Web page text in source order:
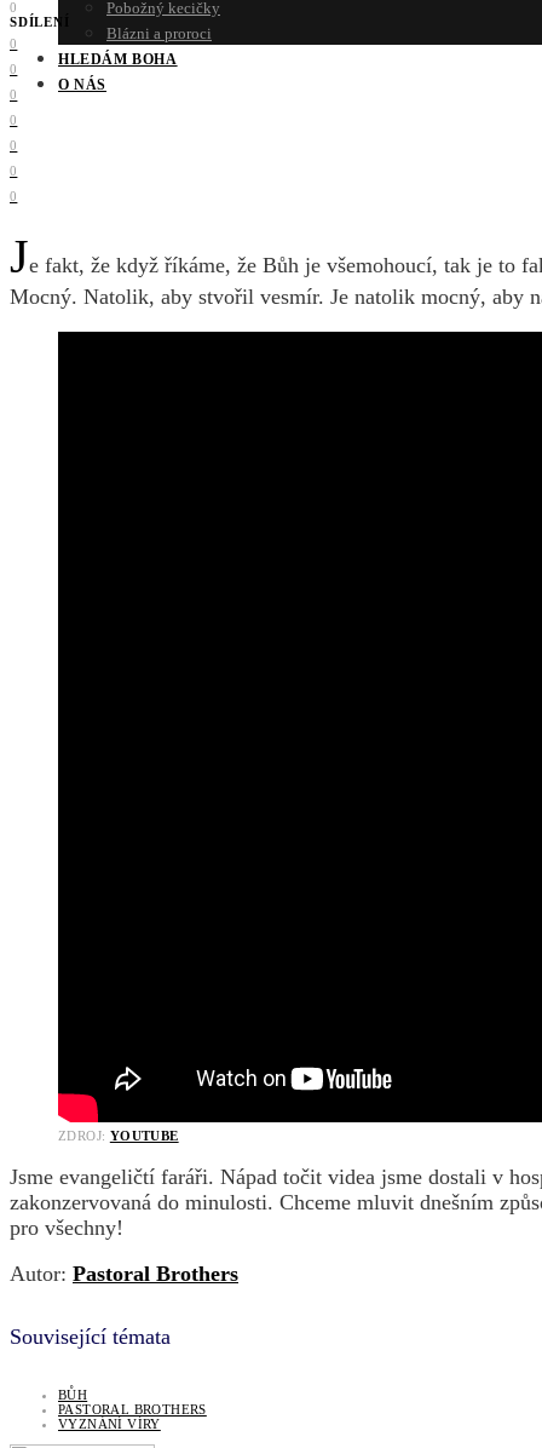
Pobožný kecičky
Blázni a proroci
HLEDÁM BOHA
O NÁS
0
SDÍLENÍ
0
0
0
0
0
0
0
Je fakt, že když říkáme, že Bůh je všemohoucí, tak je to
Mocný. Natolik, aby stvořil vesmír. Je natolik mocný, aby
ZDROJ: YOUTUBE
Jsme evangeličtí faráři. Nápad točit videa jsme dostali v
zakonzervovaná do minulosti. Chceme mluvit dnešním
pro všechny!
Autor: Pastoral Brothers
Související témata
BŮH
PASTORAL BROTHERS
VYZNÁNÍ VÍRY